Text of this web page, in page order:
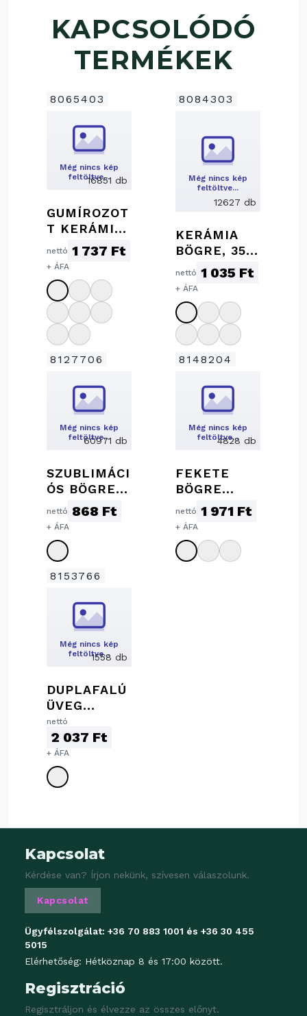
KAPCSOLÓDÓ
TERMÉKEK
8065403
Még nincs kép
feltöltve…
16851 db
GUMÍROZOT
T KERÁMIA
BÖGRE, 300
ML
nettó 1 737 Ft
+ ÁFA
8084303
Még nincs kép
feltöltve…
12627 db
KERÁMIA
BÖGRE, 350
ML
nettó 1 035 Ft
+ ÁFA
8127706
Még nincs kép
feltöltve…
60971 db
SZUBLIMÁCI
ÓS BÖGRE,
300 ML
nettó 868 Ft
+ ÁFA
8148204
Még nincs kép
feltöltve…
4828 db
FEKETE
BÖGRE
SZÍNES
BELSŐVEL,
nettó 1 971 Ft
+ ÁFA
8153766
Még nincs kép
feltöltve…1558 db
DUPLAFALÚ
ÜVEG
POHÁR, 350
ML
nettó
2 037 Ft
+ ÁFA
Kapcsolat
Kérdése van? Írjon nekünk, szívesen válaszolunk.
Kapcsolat
Ügyfélszolgálat: +36 70 883 1001 és +36 30 455
5015
Elérhetőség: Hétköznap 8 és 17:00 között.
Regisztráció
Regisztráljon és élvezze az összes előnyt.